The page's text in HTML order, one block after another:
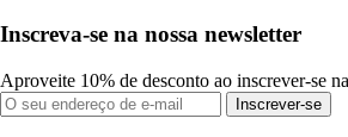
Inscreva-se na nossa newsletter
Aproveite 10% de desconto ao inscrever-se
Inscrever-se